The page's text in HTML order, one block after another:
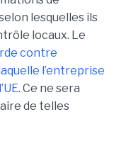
lesquelles ils
locaux. Le
contre
l’entreprise
. Ce ne sera
de telles